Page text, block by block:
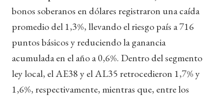
bonos soberanos en dólares registraron una caída
promedio del 1,3%, llevando el riesgo país a 716
puntos básicos y reduciendo la ganancia
acumulada en el año a 0,6%. Dentro del segmento
ley local, el AE38 y el AL35 retrocedieron 1,7% y
1,6%, respectivamente, mientras que, entre los